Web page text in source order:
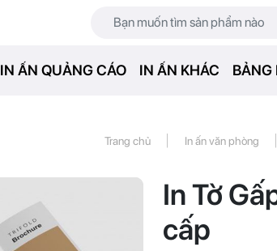
IN ẤN QUẢNG CÁO IN ẤN KHÁC BẢNG
Trang chủ | In ấn văn phòng |
In Tờ
cấp